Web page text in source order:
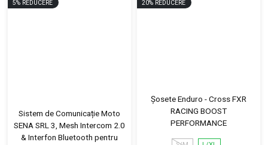
5% REDUCERE
Sistem de Comunicație Moto
SENA SRL 3, Mesh Intercom 2.0
& Interfon Bluetooth pentru
20% REDUCERE
Șosete Enduro - Cross FXR
RACING BOOST
PERFORMANCE